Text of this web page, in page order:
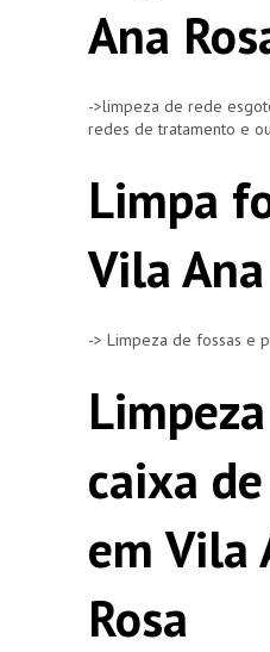
Ana
->limpeza de rede
redes de tratamento e
Limpa
Vila
-> Limpeza de fossas e
caixa
em Vila
Rosa